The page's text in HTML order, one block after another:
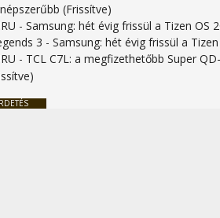
(Frissítve)
-Samsung: hét évig frissül a Tizen OS
3 -Samsung: hét évig frissül a
- TCL C7L: a megfizethetőbb Super